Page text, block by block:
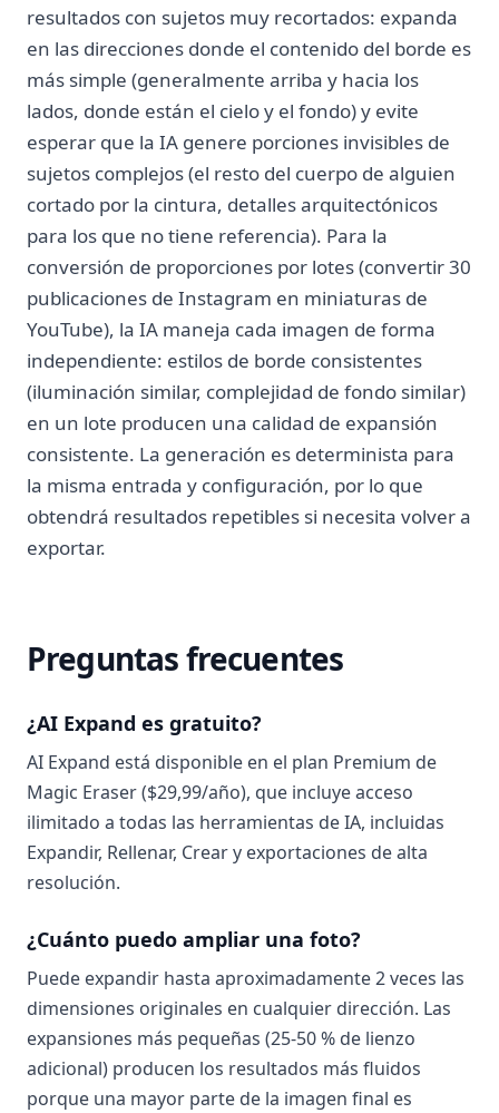
resultados con sujetos muy recortados: expanda
en las direcciones donde el contenido del borde es
más simple (generalmente arriba y hacia los
lados, donde están el cielo y el fondo) y evite
esperar que la IA genere porciones invisibles de
sujetos complejos (el resto del cuerpo de alguien
cortado por la cintura, detalles arquitectónicos
para los que no tiene referencia). Para la
conversión de proporciones por lotes (convertir 30
publicaciones de Instagram en miniaturas de
YouTube), la IA maneja cada imagen de forma
independiente: estilos de borde consistentes
(iluminación similar, complejidad de fondo similar)
en un lote producen una calidad de expansión
consistente. La generación es determinista para
la misma entrada y configuración, por lo que
obtendrá resultados repetibles si necesita volver a
exportar.
Preguntas frecuentes
¿AI Expand es gratuito?
AI Expand está disponible en el plan Premium de
Magic Eraser ($29,99/año), que incluye acceso
ilimitado a todas las herramientas de IA, incluidas
Expandir, Rellenar, Crear y exportaciones de alta
resolución.
¿Cuánto puedo ampliar una foto?
Puede expandir hasta aproximadamente 2 veces las
dimensiones originales en cualquier dirección. Las
expansiones más pequeñas (25-50 % de lienzo
adicional) producen los resultados más fluidos
porque una mayor parte de la imagen final es